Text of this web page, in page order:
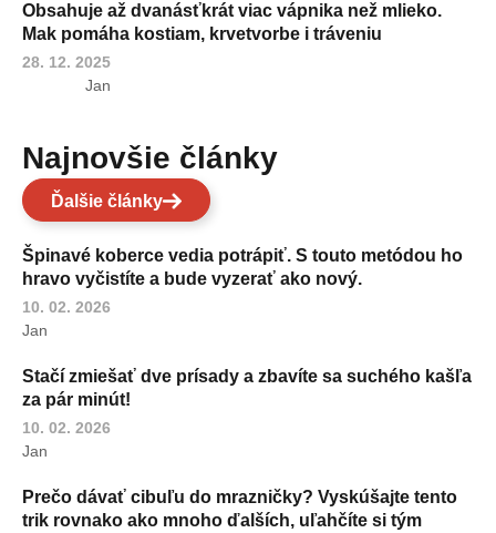
Obsahuje až dvanásťkrát viac vápnika než mlieko.
Mak pomáha kostiam, krvetvorbe i tráveniu
28. 12. 2025
Jan
Najnovšie články
Ďalšie články
Špinavé koberce vedia potrápiť. S touto metódou ho
hravo vyčistíte a bude vyzerať ako nový.
10. 02. 2026
Jan
Stačí zmiešať dve prísady a zbavíte sa suchého kašľa
za pár minút!
10. 02. 2026
Jan
Prečo dávať cibuľu do mrazničky? Vyskúšajte tento
trik rovnako ako mnoho ďalších, uľahčíte si tým